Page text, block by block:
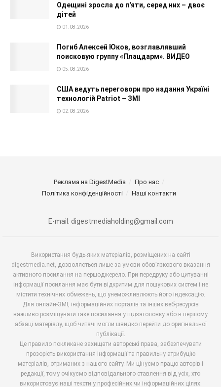
Одещині зросла до п'яти, серед них – двоє
дітей
01.08.2026
Погиб Алексей Юков, возглавлявший
поисковую группу «Плацдарм». ВИДЕО
05.08.2026
США ведуть переговори про надання Україні
технологій Patriot – ЗМІ
02.08.2026
Реклама на DigestMedia
Про нас
Політика конфіденційності
Наші контакти
E-mail: digestmediaholding@gmail.com
Використання будь-яких матеріалів, розміщених на сайті
digestmedia.net, дозволяється лише за умови обов’язкового вказання
активного посилання на першоджерело. При передруку або цитуванні
інформації посилання має бути відкритим для пошукових систем і не
містити технічних обмежень, що унеможливлюють його індексацію.
Для онлайн-ЗМІ, інформаційних порталів та інших веб-ресурсів
важливо розміщувати таке посилання у підзаголовку або в першому
абзаці матеріалу, щоб читачі могли швидко перейти до оригінальної
публікації.
Це правило покликане захищати авторські права, забезпечувати
прозорість використання інформації та правильну атрибуцію
матеріалів, отриманих з нашого сайту. Ми цінуємо працю авторів і
редакції, тому очікуємо відповідального ставлення від усіх, хто
використовує наші тексти у професійних чи інформаційних цілях.